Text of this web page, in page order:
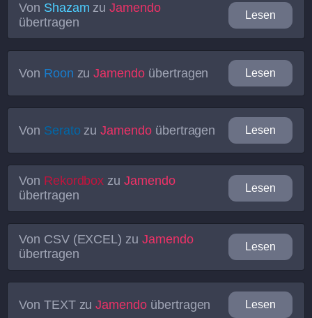
Von Shazam zuJamendo
übertragen
Lesen
Von Roon zuJamendo übertragen Lesen
Von Serato zuJamendoübertragen Lesen
Von Rekordbox zuJamendo
übertragen
Lesen
Von CSV (EXCEL) zu Jamendo
übertragen
Lesen
Von TEXTzuJamendo übertragen Lesen